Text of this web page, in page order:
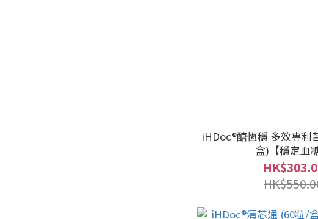
iHDoc®醣恆穩 多效專利
盒)【穩定血糖